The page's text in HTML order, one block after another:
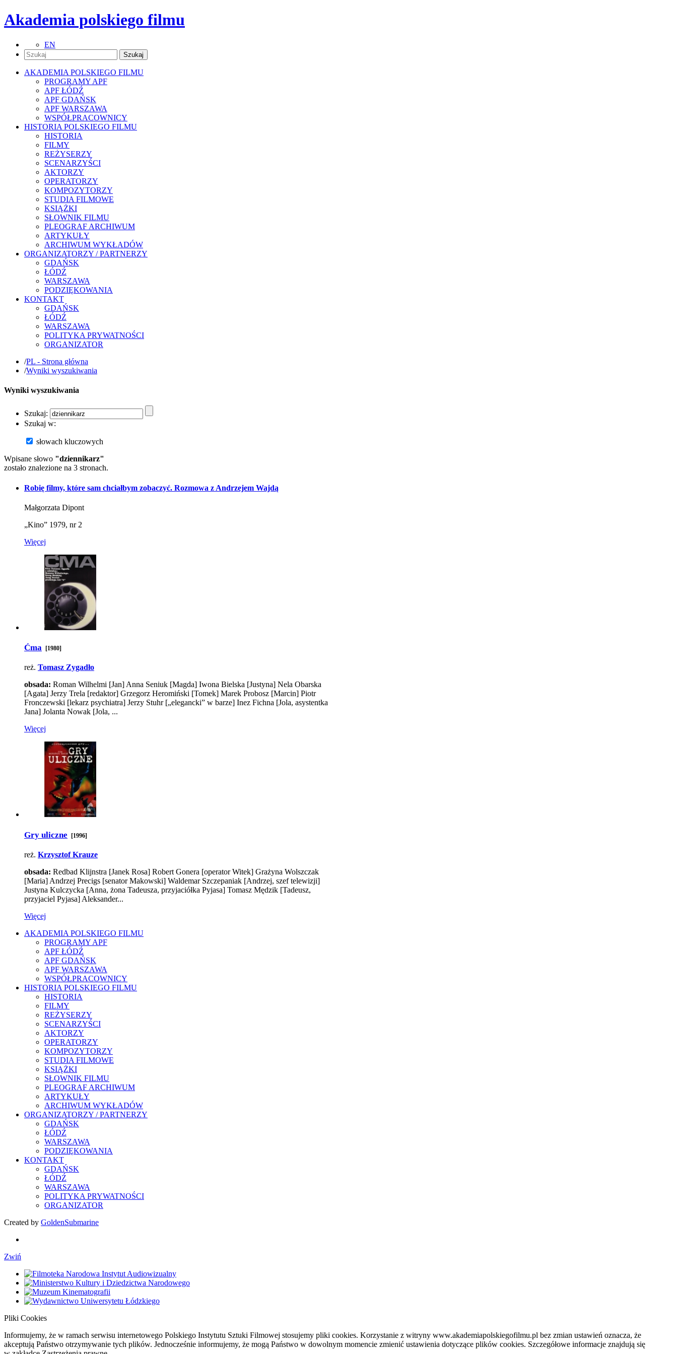
Akademia polskiego filmu
EN
AKADEMIA POLSKIEGO FILMU
PROGRAMY APF
APF ŁÓDŹ
APF GDAŃSK
APF WARSZAWA
WSPÓŁPRACOWNICY
HISTORIA POLSKIEGO FILMU
HISTORIA
FILMY
REŻYSERZY
SCENARZYŚCI
AKTORZY
OPERATORZY
KOMPOZYTORZY
STUDIA FILMOWE
KSIĄŻKI
SŁOWNIK FILMU
PLEOGRAF ARCHIWUM
ARTYKUŁY
ARCHIWUM WYKŁADÓW
ORGANIZATORZY / PARTNERZY
GDAŃSK
ŁÓDŹ
WARSZAWA
PODZIĘKOWANIA
KONTAKT
GDAŃSK
ŁÓDŹ
WARSZAWA
POLITYKA PRYWATNOŚCI
ORGANIZATOR
/PL - Strona główna
/Wyniki wyszukiwania
Wyniki wyszukiwania
Szukaj:
Szukaj w:
słowach kluczowych
Wpisane słowo "dziennikarz"
zostało znalezione na 3 stronach.
Robię filmy, które sam chciałbym zobaczyć. Rozmowa z Andrzejem Wajdą
Małgorzata Dipont
„Kino” 1979, nr 2
Więcej
Ćma [1980]
reż. Tomasz Zygadło
obsada: Roman Wilhelmi [Jan] Anna Seniuk [Magda] Iwona Bielska [Justyna] Nela Obarska
[Agata] Jerzy Trela [redaktor] Grzegorz Heromiński [Tomek] Marek Probosz [Marcin] Piotr
Fronczewski [lekarz psychiatra] Jerzy Stuhr [„elegancki” w barze] Inez Fichna [Jola, asystentka
Jana] Jolanta Nowak [Jola, ...
Więcej
Gry uliczne [1996]
reż. Krzysztof Krauze
obsada: Redbad Klijnstra [Janek Rosa] Robert Gonera [operator Witek] Grażyna Wolszczak
[Maria] Andrzej Precigs [senator Makowski] Waldemar Szczepaniak [Andrzej, szef telewizji]
Justyna Kulczycka [Anna, żona Tadeusza, przyjaciółka Pyjasa] Tomasz Mędzik [Tadeusz,
przyjaciel Pyjasa] Aleksander...
Więcej
AKADEMIA POLSKIEGO FILMU
PROGRAMY APF
APF ŁÓDŹ
APF GDAŃSK
APF WARSZAWA
WSPÓŁPRACOWNICY
HISTORIA POLSKIEGO FILMU
HISTORIA
FILMY
REŻYSERZY
SCENARZYŚCI
AKTORZY
OPERATORZY
KOMPOZYTORZY
STUDIA FILMOWE
KSIĄŻKI
SŁOWNIK FILMU
PLEOGRAF ARCHIWUM
ARTYKUŁY
ARCHIWUM WYKŁADÓW
ORGANIZATORZY / PARTNERZY
GDAŃSK
ŁÓDŹ
WARSZAWA
PODZIĘKOWANIA
KONTAKT
GDAŃSK
ŁÓDŹ
WARSZAWA
POLITYKA PRYWATNOŚCI
ORGANIZATOR
Created by GoldenSubmarine
Zwiń
Pliki Cookies
Informujemy, że w ramach serwisu internetowego Polskiego Instytutu Sztuki Filmowej stosujemy pliki cookies. Korzystanie z witryny www.akademiapolskiegofilmu.pl bez zmian ustawień oznacza, że
akceptują Państwo otrzymywanie tych plików. Jednocześnie informujemy, że mogą Państwo w dowolnym momencie zmienić ustawienia dotyczące plików cookies. Szczegółowe informacje znajdują się